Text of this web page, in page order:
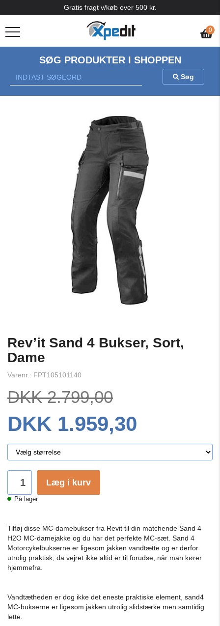
0
Gratis fragt v/køb over 500 kr.
SØG PRODUKTER I SHOPPEN
Søg
Rev’it Sand 4 Bukser, Sort,
Dame
Varenr.: FPT105101140
DKK 2.799,00
DKK 1.959,30
Læg i kurv
På lager
Tilføj disse MC-damebukser fra Revit til din matchende Sand 4
H2O MC-damejakke og du har det perfekte MC-sæt. Sand 4
Motorcykelbukserne er ligesom jakken vandtætte og er derfor
utrolig praktisk, da vejret ikke altid er til forudse, når man kører
hjemmefra.
Vandtætheden er dog ikke det eneste praktiske element, sand4
MC-bukserne er ligesom jakken utrolig slidstærke men samtidig
lette.